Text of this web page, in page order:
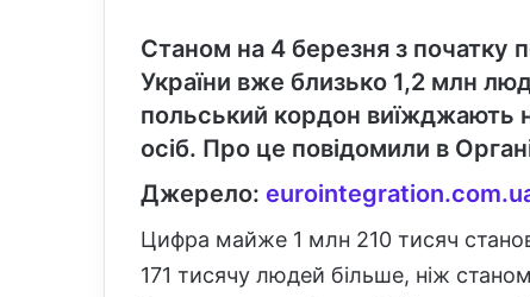
Станом на 4 березня з початку
України вже близько 1,2 млн
польський кордон виїжджають
осіб. Про це повідомили в
Джерело: eurointegration.com
Цифра майже 1 млн 210 тисяч
171 тисячу людей більше, ніж